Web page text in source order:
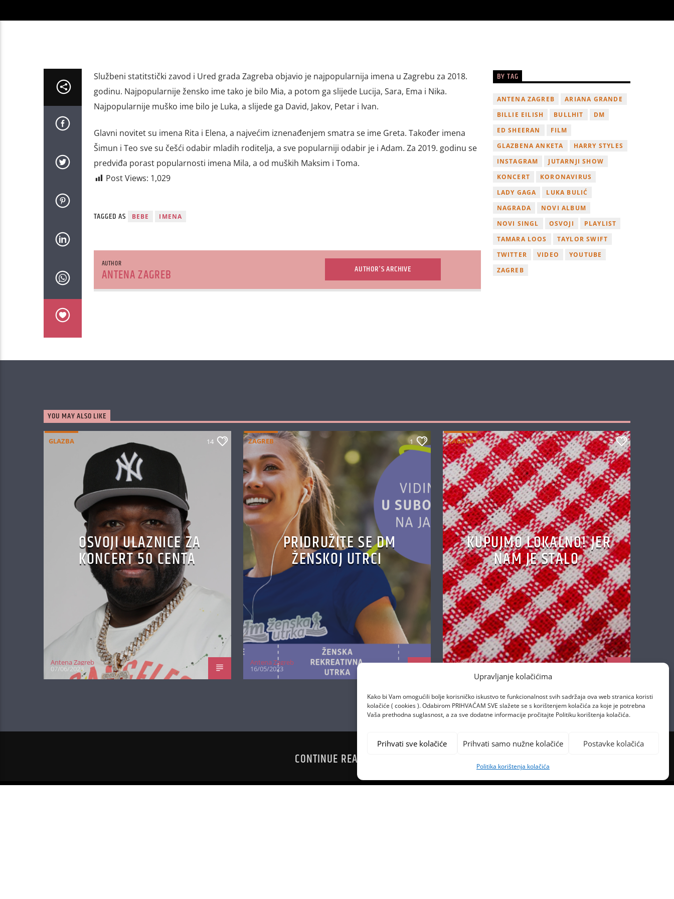
Upravljanje kolačićima
Kako bi Vam omogućili bolje korisničko iskustvo te funkcionalnost svih sadržaja ova web stranica koristi
kolačiće ( cookies ). Odabirom PRIHVAĆAM SVE slažete se s korištenjem kolačića za koje je potrebna
Vaša prethodna suglasnost, a za sve dodatne informacije pročitajte Politiku korištenja kolačića.
Prihvati sve kolačiće Prihvati samo nužne kolačiće Postavke kolačića
Politika korištenja kolačića
Službeni statitstički zavod i Ured grada Zagreba objavio je najpopularnija imena u Zagrebu za 2018.
godinu. Najpopularnije žensko ime tako je bilo Mia, a potom ga slijede Lucija, Sara, Ema i Nika.
Najpopularnije muško ime bilo je Luka, a slijede ga David, Jakov, Petar i Ivan.
Glavni novitet su imena Rita i Elena, a najvećim iznenađenjem smatra se ime Greta. Također imena
Šimun i Teo sve su češći odabir mladih roditelja, a sve popularniji odabir je i Adam. Za 2019. godinu se
predviđa porast popularnosti imena Mila, a od muških Maksim i Toma.
Post Views: 1,029
TAGGED AS BEBE IMENA
AUTHOR
ANTENA ZAGREB AUTHOR'S ARCHIVE
BY TAG
ANTENA ZAGREB
ARIANA GRANDE
BILLIE EILISH
BULLHIT
DM
ED SHEERAN
FILM
GLAZBENA ANKETA
HARRY STYLES
INSTAGRAM
JUTARNJI SHOW
KONCERT
KORONAVIRUS
LADY GAGA
LUKA BULIĆ
NAGRADA
NOVI ALBUM
NOVI SINGL
OSVOJI
PLAYLIST
TAMARA LOOS
TAYLOR SWIFT
TWITTER
VIDEO
YOUTUBE
ZAGREB
YOU MAY ALSO LIKE
GLAZBA 14
OSVOJI ULAZNICE ZA
KONCERT 50 CENTA
Antena Zagreb
07/06/2023
ZAGREB 1
PRIDRUŽITE SE DM
ŽENSKOJ UTRCI
Antena Zagreb
16/05/2023
ZAGREB 4
KUPUJMO LOKALNO! JER
NAM JE STALO
Antena Zagreb
CONTINUE READING